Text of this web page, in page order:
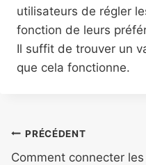
utilisateurs de régler
fonction de leurs
Il suffit de trouver un
que cela fonctionne.
PRÉCÉDENT
Comment connecter les